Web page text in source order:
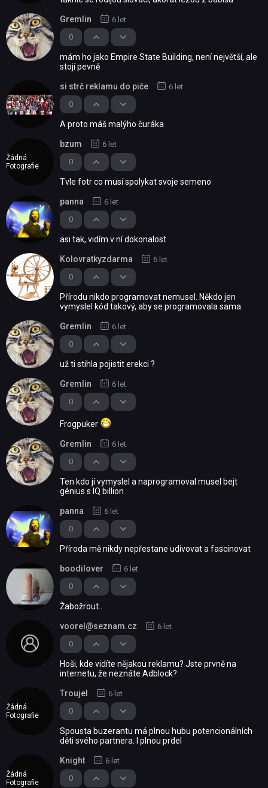
0
Gremlin 6 let
mám ho jako Empire State Building, není největší, ale
stojí pevně
0
si strč reklamu do piče 6 let
A proto máš malýho čuráka
Žádná
Fotografie
0
bzum 6 let
Tvle fotr co musí spolykat svoje semeno
0
panna 6 let
asi tak, vidím v ní dokonalost
0
Kolovratkyzdarma 6 let
Přírodu nikdo programovat nemusel. Někdo jen
vymyslel kód takový, aby se programovala sama.
0
Gremlin 6 let
už ti stihla pojistit erekci ?
0
Gremlin 6 let
Frogpuker
0
Gremlin 6 let
Ten kdo jí vymyslel a naprogramoval musel bejt
génius s IQ billion
0
panna 6 let
Příroda mě nikdy nepřestane udivovat a fascinovat
0
boodilover 6 let
Žabožrout..
0
voorel@seznam.cz 6 let
Hoši, kde vidíte nějakou reklamu? Jste prvně na
internetu, že neznáte Adblock?
Žádná
Fotografie
0
Troujel 6 let
Spousta buzerantu má plnou hubu potencionálních
děti svého partnera. I plnou prdel
Žádná
Fotografie
0
Knight 6 let